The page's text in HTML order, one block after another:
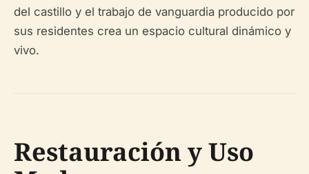
del castillo y el trabajo de vanguardia producido por
sus residentes crea un espacio cultural dinámico y
vivo.
Restauración y Uso